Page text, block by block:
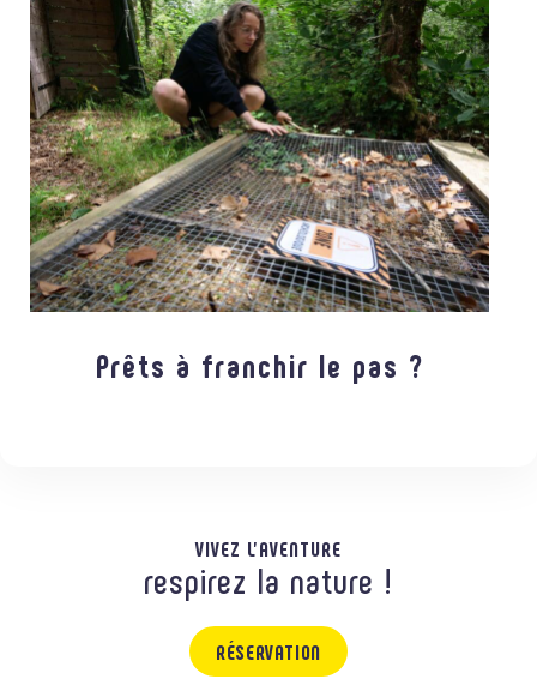
Prêts à franchir le pas ?
VIVEZ L'AVENTURE
respirez la nature !
RÉSERVATION